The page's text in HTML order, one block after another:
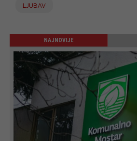
LJUBAV
NAJNOVIJE